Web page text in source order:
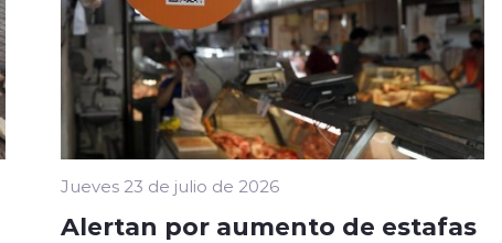
Jueves 23 de julio de 2026
Alertan por aumento de estafas